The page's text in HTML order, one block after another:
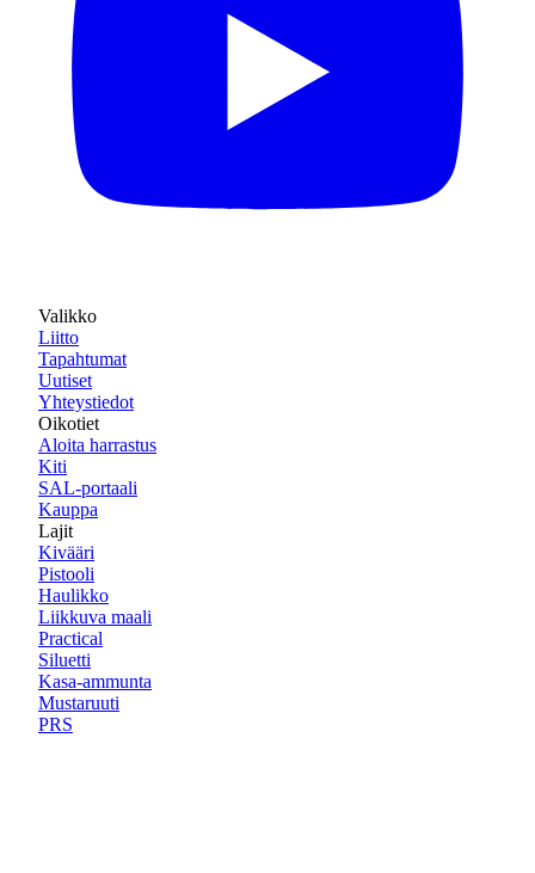
Valikko
Liitto
Tapahtumat
Uutiset
Yhteystiedot
Oikotiet
Aloita harrastus
Kiti
SAL-portaali
Kauppa
Lajit
Kivääri
Pistooli
Haulikko
Liikkuva maali
Practical
Siluetti
Kasa-ammunta
Mustaruuti
PRS